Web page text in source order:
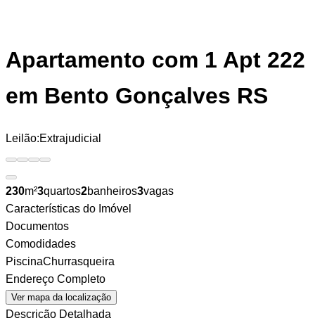
Apartamento com 1 Apt 222
em Bento Gonçalves RS
Leilão:Extrajudicial
230m²3quartos2banheiros3vagas
Características do Imóvel
Documentos
Comodidades
PiscinaChurrasqueira
Endereço Completo
Ver mapa da localização
Descrição Detalhada